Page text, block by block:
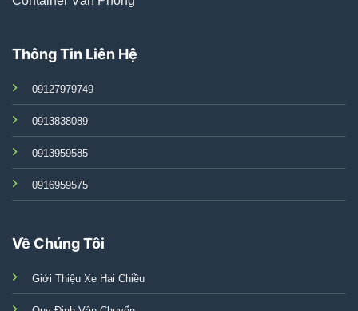
Thông Tin Liên Hệ
09127979749
0913838089
0913959585
0916959575
Về Chúng Tôi
Giới Thiệu Xe Hai Chiều